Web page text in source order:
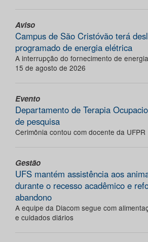
Aviso
Campus de São Cristóvão terá
programado de energia elétrica
A interrupção do fornecimento de
15 de agosto de 2026
Evento
Departamento de Terapia
de pesquisa
Cerimônia contou com docente da UFPR
Gestão
UFS mantém assistência aos
durante o recesso acadêmico e
abandono
A equipe da Diacom segue com
e cuidados diários